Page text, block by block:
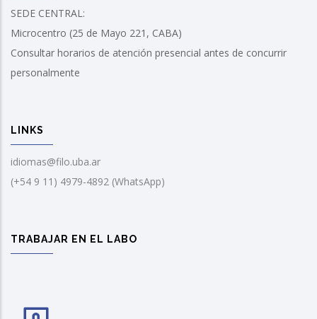
SEDE CENTRAL:
Microcentro (25 de Mayo 221, CABA)
Consultar horarios de atención presencial antes de concurrir
personalmente
LINKS
idiomas@filo.uba.ar
(+54 9 11) 4979-4892 (WhatsApp)
TRABAJAR EN EL LABO